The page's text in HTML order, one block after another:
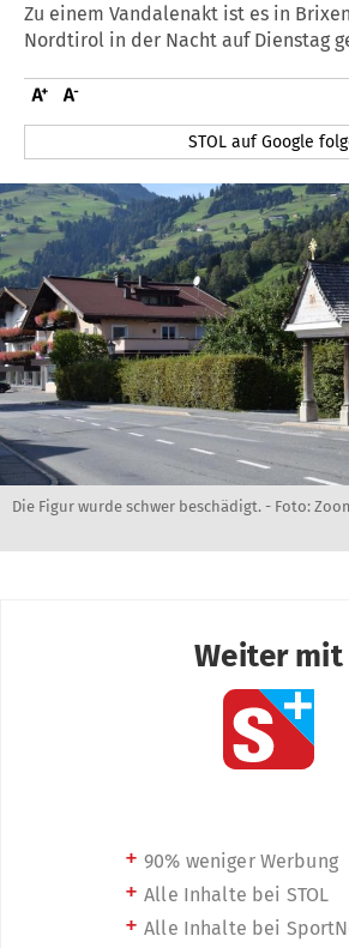
Zu einem Vandalenakt ist es in
Nordtirol in der Nacht auf Dienstag
STOL auf Google
Die Figur wurde schwer beschädigt. - Foto: